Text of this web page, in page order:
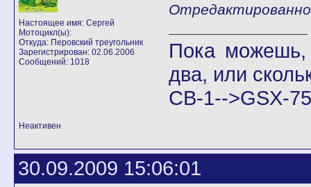
Настоящее имя: Сергей
Мотоцикл(ы):
Откуда: Перовский треугольник
Зарегистрирован: 02.06.2006
Сообщений: 1018
Пока можешь,
два, или
СВ-1-->GSX-
Неактивен
30.09.2009 15:06:01